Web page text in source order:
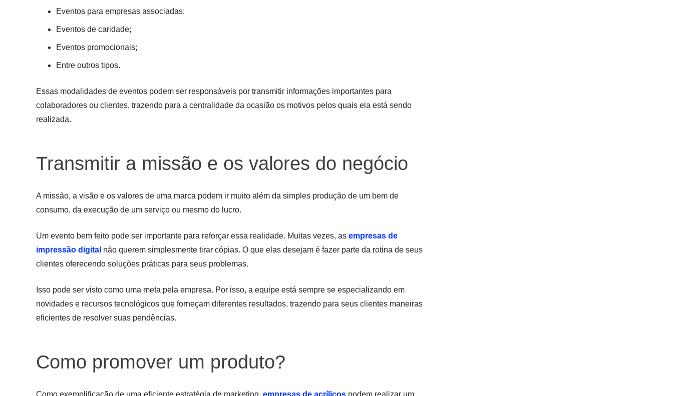
Eventos para empresas associadas;
Eventos de caridade;
Eventos promocionais;
Entre outros tipos.
Essas modalidades de eventos podem ser responsáveis por transmitir informações importantes para
colaboradores ou clientes, trazendo para a centralidade da ocasião os motivos pelos quais ela está sendo
realizada.
Transmitir a missão e os valores do negócio
A missão, a visão e os valores de uma marca podem ir muito além da simples produção de um bem de
consumo, da execução de um serviço ou mesmo do lucro.
Um evento bem feito pode ser importante para reforçar essa realidade. Muitas vezes, as empresas de
impressão digital não querem simplesmente tirar cópias. O que elas desejam é fazer parte da rotina de seus
clientes oferecendo soluções práticas para seus problemas.
Isso pode ser visto como uma meta pela empresa. Por isso, a equipe está sempre se especializando em
novidades e recursos tecnológicos que forneçam diferentes resultados, trazendo para seus clientes maneiras
eficientes de resolver suas pendências.
Como promover um produto?